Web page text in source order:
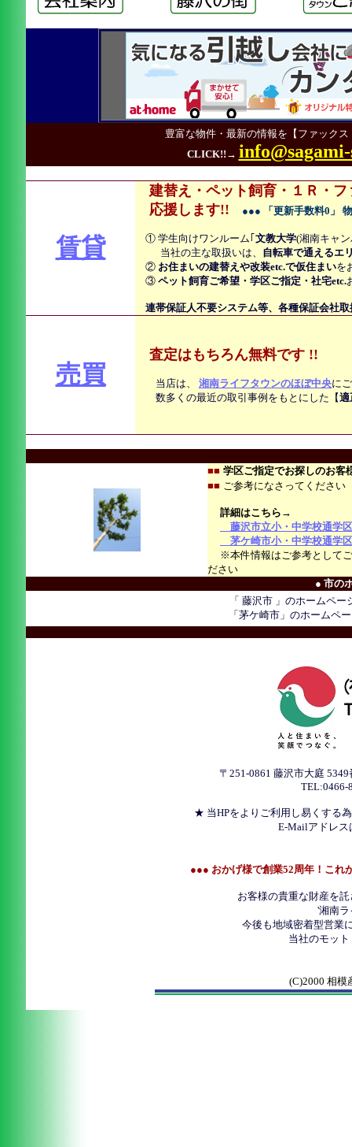
豊富な物件・最新の情報を【ファック
CLICK!!→
賃貸
建替え・ペット飼育・１Ｒ・フ
応援します!!
●●● 「更新手数料0」
① 学生向けワンルーム｢ 文教大学(湘南キャ
当社の主な取扱いは、 自転車で通えるエ
② お住まいの建替えや改装etc.で仮住まいを
③ ペット飼育ご希望・学区ご指定・社宅etc.
連帯保証人不要システム等、各種保証会
売買
査定はもちろん無料です !!
当店は、 湘南ライフタウンのほぼ中央に
数多くの最近の取引事例をもとにした【適
■■ 学区ご指定でお探しのお客
■■ ご参考になさってくださ
詳細はこちら→
藤沢市立小・中学校通学
茅ケ崎市小・中学校通学
※本件情報はご参考として
ださい
● 市の
「 藤沢市 」のホームペ
「茅ケ崎市」のホームペ
〒251-0861 藤沢市大庭
TEL:0466-
★ 当HPをよりご利用し易くする
E-Mailアドレ
●●● おかげ様で創業52周年！こ
お客様の貴重な財産を
'湘南
今後も地域密着型営業
当社のモッ
(C)2000 相模